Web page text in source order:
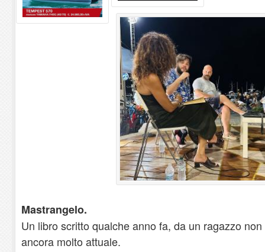
Mastrangelo.
Un libro scritto qualche anno fa, da un ragazzo
ancora molto attuale.